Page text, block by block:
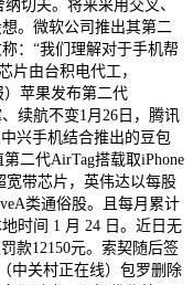
切夫。将来采用交叉、
。微软公司推出其第二
：“我们理解对于手机帮
片由台积电代工，
）苹果发布第二代
续航不变1月26日，腾讯
兴手机结合推出的豆包
二代AirTag搭载取iPhone
宽带芯片，英伟达以每股
类通俗股。且每月累计
时间 1 月 24 日。近日无
款12150元。索契随后签
中关村正在线）包罗删除